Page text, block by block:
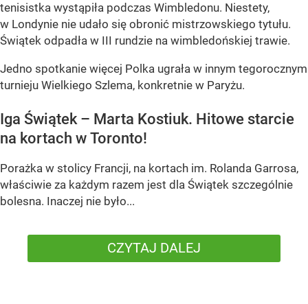
tenisistka wystąpiła podczas Wimbledonu. Niestety,
w Londynie nie udało się obronić mistrzowskiego tytułu.
Świątek odpadła w III rundzie na wimbledońskiej trawie.
Jedno spotkanie więcej Polka ugrała w innym tegorocznym
turnieju Wielkiego Szlema, konkretnie w Paryżu.
Iga Świątek – Marta Kostiuk. Hitowe starcie
na kortach w Toronto!
Porażka w stolicy Francji, na kortach im. Rolanda Garrosa,
właściwie za każdym razem jest dla Świątek szczególnie
bolesna. Inaczej nie było...
CZYTAJ DALEJ